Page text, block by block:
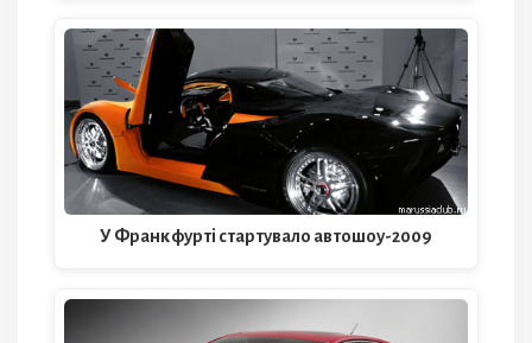
У Франкфурті стартувало автошоу-2009